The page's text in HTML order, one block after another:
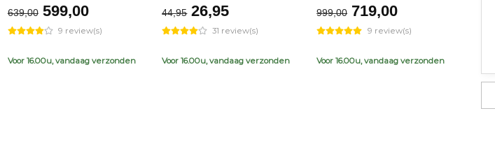
639,00 Original
price
was:
€639,00.
599,00Current
price
is:
€599,00.
9 review(s)
Voor 16.00u, vandaag verzonden
44,95 Original
price
was:
€44,95.
26,95Current
price
is:
€26,95.
31 review(s)
Voor 16.00u, vandaag verzonden
999,00 Original
price
was:
€999,00.
719,00Current
price
is:
€719,00.
9 review(s)
Voor 16.00u, vandaag verzonden